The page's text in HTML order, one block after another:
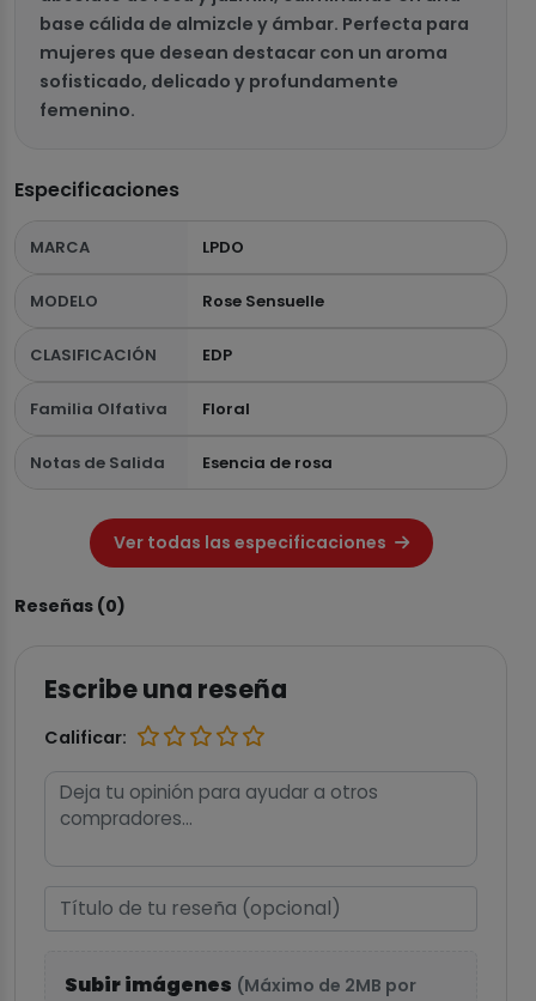
base cálida de almizcle y ámbar. Perfecta para
mujeres que desean destacar con un aroma
sofisticado, delicado y profundamente
femenino.
Especificaciones
MARCA LPDO
MODELO Rose Sensuelle
CLASIFICACIÓN EDP
Familia Olfativa Floral
Notas de Salida Esencia de rosa
Ver todas las especificaciones
Reseñas (0)
Escribe una reseña
Calificar:
Subir imágenes (Máximo de 2MB por